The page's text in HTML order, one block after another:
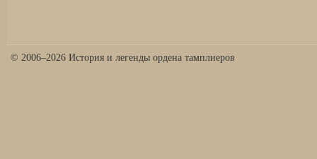
© 2006–2026 История и легенды ордена тамплиеров